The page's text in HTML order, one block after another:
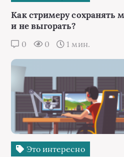
Как стримеру сохранять
и не выгорать?
0 0 1 мин.
Это интересно